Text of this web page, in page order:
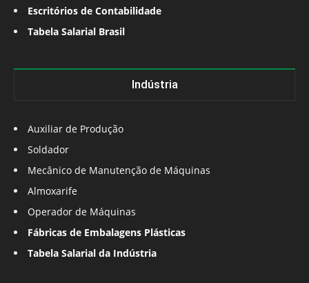
Escritórios de Contabilidade
Tabela Salarial Brasil
Indústria
Auxiliar de Produção
Soldador
Mecânico de Manutenção de Máquinas
Almoxarife
Operador de Máquinas
Fábricas de Embalagens Plásticas
Tabela Salarial da Indústria